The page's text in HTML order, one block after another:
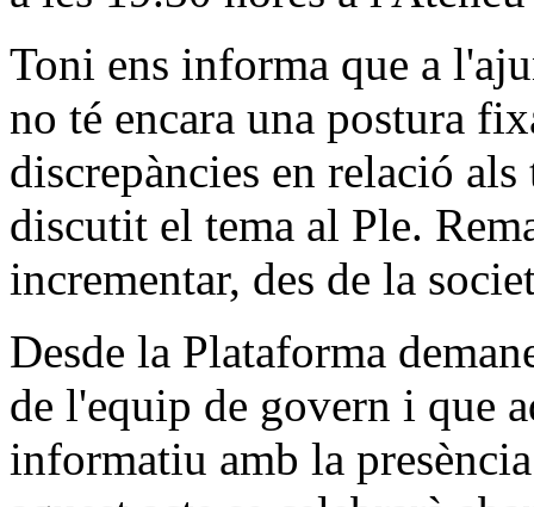
Toni ens informa que a
no té encara una postura
discrepàncies en relació
discutit el tema al Ple.
incrementar, des de la
Desde la Plataforma
de l'equip de govern i que
informatiu amb la